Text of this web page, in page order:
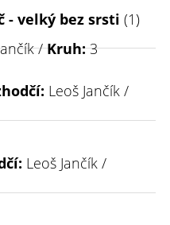
- velký bez srsti (1)
/Kruh:3
Leoš Jančík /
Leoš Jančík /